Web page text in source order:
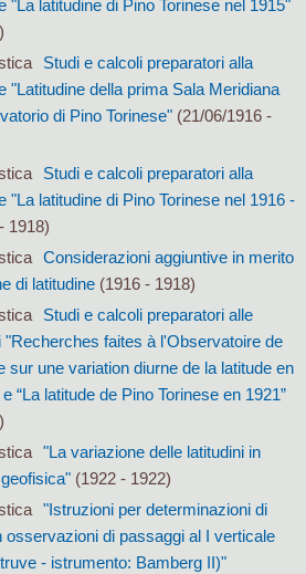
"La latitudine di Pino Torinese nel 1915"
Studi e calcoli preparatori alla
"Latitudine della prima Sala Meridiana
di Pino Torinese"(21/06/1916 -
Studi e calcoli preparatori alla
"La latitudine di Pino Torinese nel 1916 -
1918)
Considerazioni aggiuntive in merito
di latitudine(1916 - 1918)
Studi e calcoli preparatori alle
"Recherches faites à l'Observatoire de
sur une variation diurne de la latitude en
“La latitude de Pino Torinese en 1921”
"La variazione delle latitudini in
(1922 - 1922)
"Istruzioni per determinazioni di
osservazioni di passaggi al I verticale
- istrumento: Bamberg II)"